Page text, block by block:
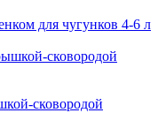
для чугунков 4-6 л
сковородой